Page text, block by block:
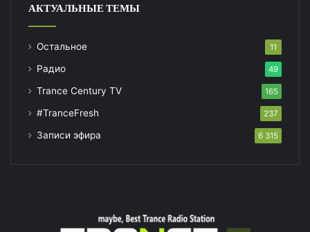
АКТУАЛЬНЫЕ ТЕМЫ
Остальное 11
Радио 49
Trance Century TV 165
#TranceFresh 237
Записи эфира 6 315